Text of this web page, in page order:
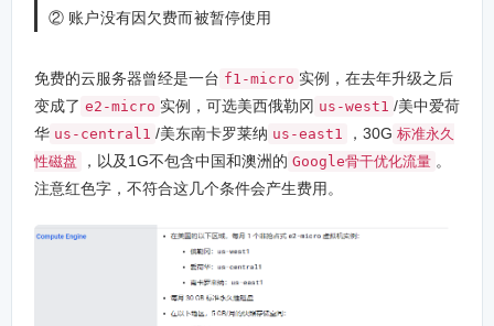
② 账户没有因欠费而被暂停使用
免费的云服务器曾经是一台 f1-micro 实例，在去年升级之后
变成了 e2-micro 实例，可选美西俄勒冈 us-west1 /美中爱荷
华 us-central1 /美东南卡罗莱纳 us-east1 ，30G 标准永久
性磁盘
，以及1G不包含中国和澳洲的 Google骨干优化流量 。
注意红色字，不符合这几个条件会产生费用。